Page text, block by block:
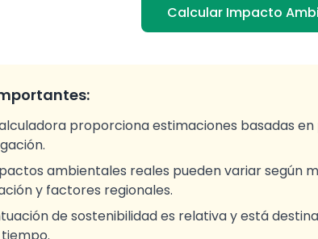
Calcular Impacto
proporciona estimaciones basadas
ambientales reales pueden variar según
y factores regionales.
de sostenibilidad es relativa y está